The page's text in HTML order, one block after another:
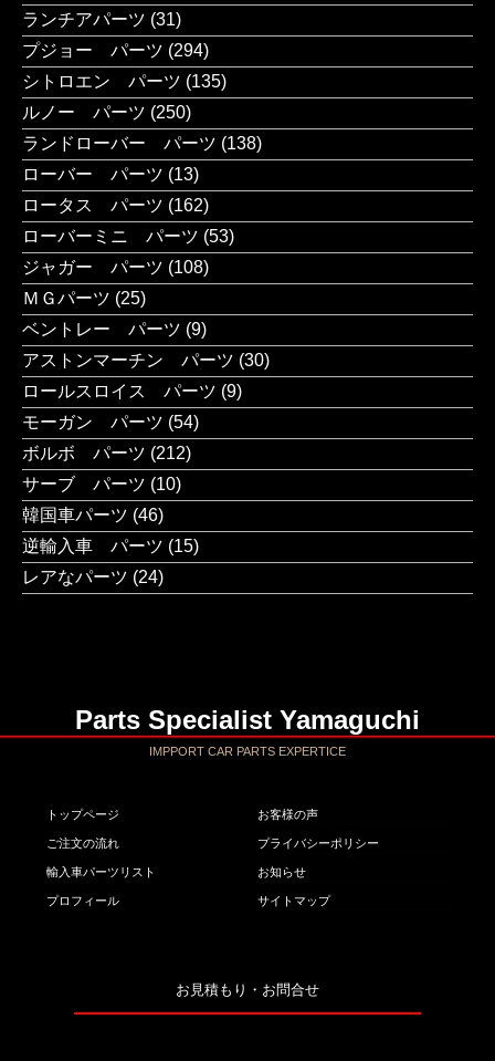
ランチアパーツ (31)
プジョー パーツ (294)
シトロエン パーツ (135)
ルノー パーツ (250)
ランドローバー パーツ (138)
ローバー パーツ (13)
ロータス パーツ (162)
ローバーミニ パーツ (53)
ジャガー パーツ (108)
ＭＧパーツ (25)
ベントレー パーツ (9)
アストンマーチン パーツ (30)
ロールスロイス パーツ (9)
モーガン パーツ (54)
ボルボ パーツ (212)
サーブ パーツ (10)
韓国車パーツ (46)
逆輸入車 パーツ (15)
レアなパーツ (24)
Parts Specialist Yamaguchi
IMPPORT CAR PARTS EXPERTICE
トップページ
ご注文の流れ
輸入車パーツリスト
プロフィール
お客様の声
プライバシーポリシー
お知らせ
サイトマップ
お見積もり・お問合せ